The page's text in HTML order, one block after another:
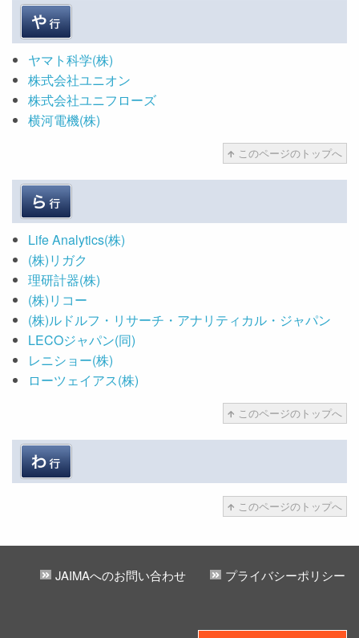
ヤマト科学(株)
株式会社ユニオン
株式会社ユニフローズ
横河電機(株)
このページのトップへ
Life Analytics(株)
(株)リガク
理研計器(株)
(株)リコー
(株)ルドルフ・リサーチ・アナリティカル・ジャパン
LECOジャパン(同)
レニショー(株)
ローツェイアス(株)
このページのトップへ
このページのトップへ
JAIMAへのお問い合わせ プライバシーポリシー